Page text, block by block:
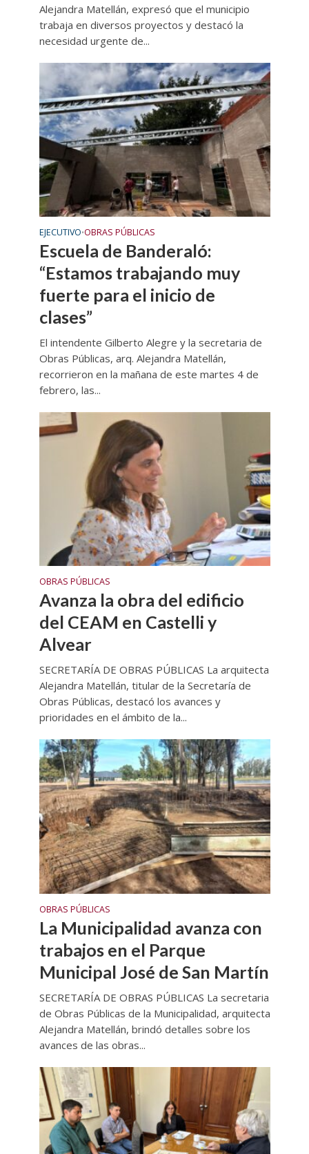
Alejandra Matellán, expresó que el municipio
trabaja en diversos proyectos y destacó la
necesidad urgente de...
EJECUTIVO•OBRAS PÚBLICAS
Escuela de Banderaló:
“Estamos trabajando muy
fuerte para el inicio de
clases”
El intendente Gilberto Alegre y la secretaria de
Obras Públicas, arq. Alejandra Matellán,
recorrieron en la mañana de este martes 4 de
febrero, las...
OBRAS PÚBLICAS
Avanza la obra del edificio
del CEAM en Castelli y
Alvear
SECRETARÍA DE OBRAS PÚBLICAS La arquitecta
Alejandra Matellán, titular de la Secretaría de
Obras Públicas, destacó los avances y
prioridades en el ámbito de la...
OBRAS PÚBLICAS
La Municipalidad avanza con
trabajos en el Parque
Municipal José de San Martín
SECRETARÍA DE OBRAS PÚBLICAS La secretaria
de Obras Públicas de la Municipalidad, arquitecta
Alejandra Matellán, brindó detalles sobre los
avances de las obras...